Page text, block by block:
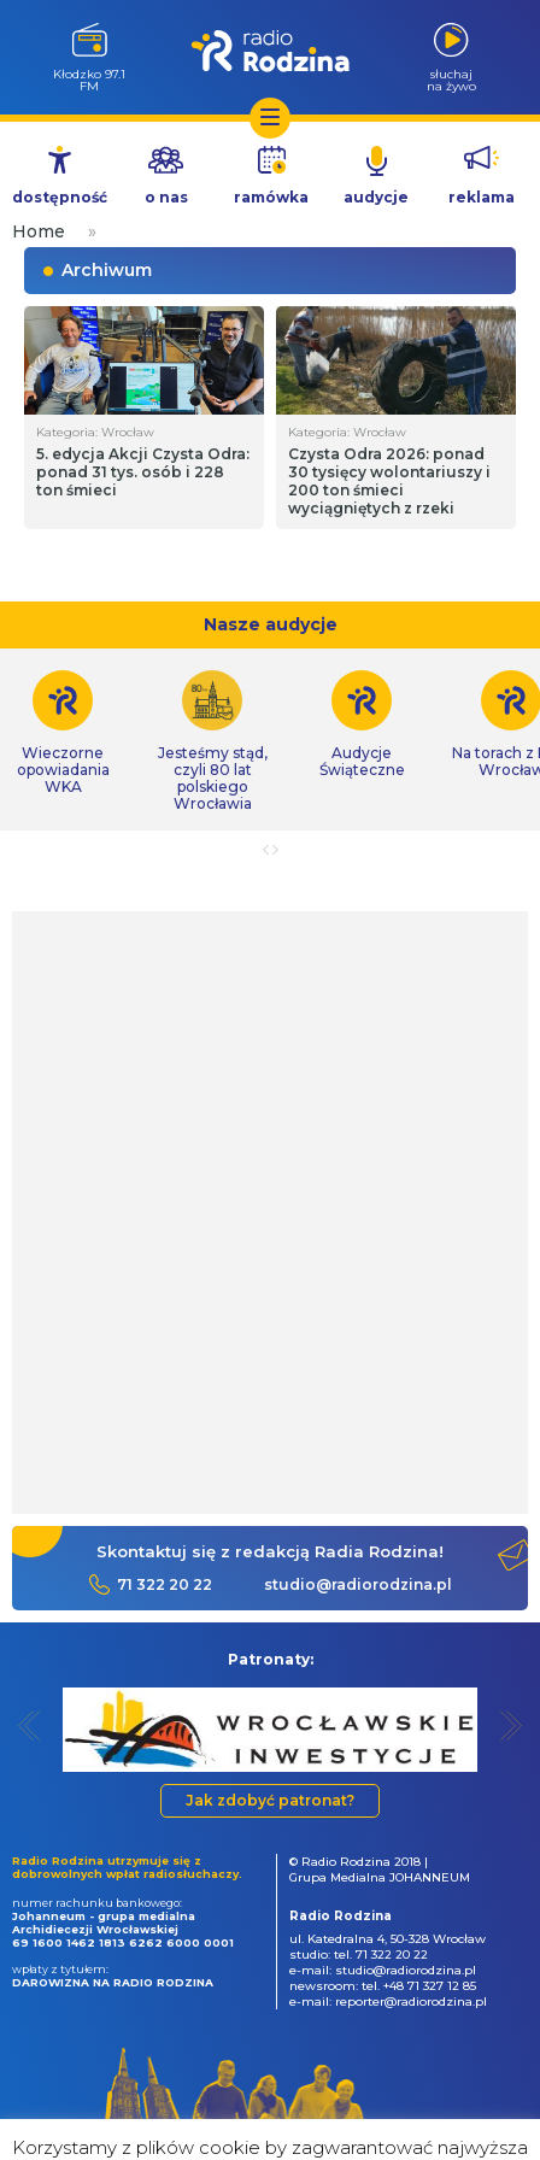
Przejdź
treści
Kłodzko 97.1
FM
słuchaj
na żywo
dostępność o nas ramówka audycje reklama
Home
»
Archiwum
Kategoria: Wrocław
5. edycja Akcji Czysta Odra:
ponad 31 tys. osób i 228
ton śmieci
Kategoria: Wrocław
Czysta Odra 2026: ponad
30 tysięcy wolontariuszy i
200 ton śmieci
wyciągniętych z rzeki
Nasze audycje
Wieczorne
opowiadania
WKA
Jesteśmy stąd,
czyli 80 lat
polskiego
Wrocławia
Audycje
Świąteczne
Na torach z
Skontaktuj się z redakcją Radia Rodzina!
71 322 20 22 studio@radiorodzina.pl
Patronaty:
Jak zdobyć patronat?
Radio Rodzina utrzymuje się z
dobrowolnych wpłat radiosłuchaczy.
numer rachunku bankowego:
Johanneum - grupa medialna
Archidiecezji Wrocławskiej
69 1600 1462 1813 6262 6000 0001
wpłaty z tytułem:
DAROWIZNA NA RADIO RODZINA
© Radio Rodzina 2018 |
Grupa Medialna JOHANNEUM
Radio Rodzina
ul. Katedralna 4, 50-328 Wrocław
studio: tel. 71 322 20 22
e-mail: studio@radiorodzina.pl
newsroom: tel. +48 71 327 12 85
e-mail: reporter@radiorodzina.pl
Korzystamy z plików cookie by zagwarantować najwyższa